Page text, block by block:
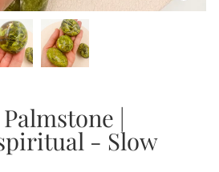
|
- Slow